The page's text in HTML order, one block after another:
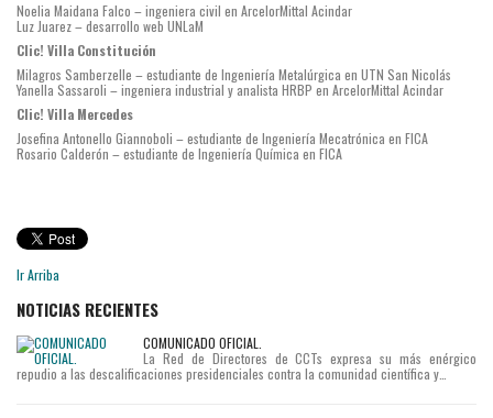
Noelia Maidana Falco – ingeniera civil en ArcelorMittal Acindar
Luz Juarez – desarrollo web UNLaM
Clic! Villa Constitución
Milagros Samberzelle – estudiante de Ingeniería Metalúrgica en UTN San Nicolás
Yanella Sassaroli – ingeniera industrial y analista HRBP en ArcelorMittal Acindar
Clic! Villa Mercedes
Josefina Antonello Giannoboli – estudiante de Ingeniería Mecatrónica en FICA
Rosario Calderón – estudiante de Ingeniería Química en FICA
Ir Arriba
NOTICIAS RECIENTES
COMUNICADO OFICIAL.
La Red de Directores de CCTs expresa su más enérgico
repudio a las descalificaciones presidenciales contra la comunidad científica y…